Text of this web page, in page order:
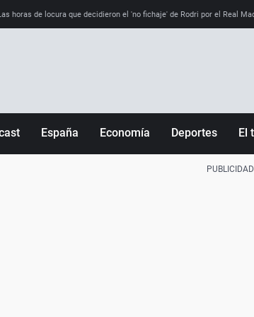
horas de locura que decidieron el 'no fichaje' de Rodri por el Real
España Economía Deportes El